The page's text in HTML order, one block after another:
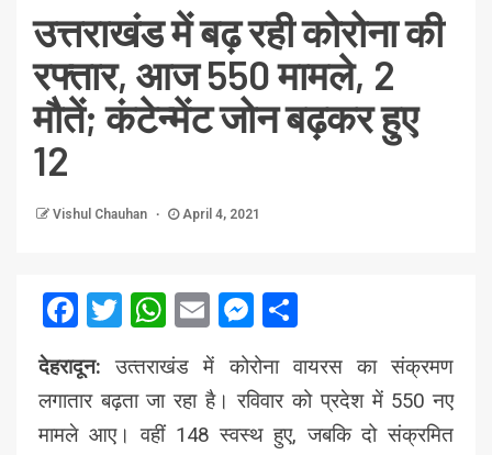
उत्तराखंड में बढ़ रही कोरोना की
रफ्तार, आज 550 मामले, 2
मौतें; कंटेन्मेंट जोन बढ़कर हुए
12
Vishul Chauhan April 4, 2021
Facebook
Twitter
WhatsApp
EmailMessenger
देहरादून: उत्‍तराखंड में कोरोना वायरस का संक्रमण
लगातार बढ़ता जा रहा है। रविवार को प्रदेश में 550 नए
मामले आए। वहीं 148 स्‍वस्‍थ हुए, जबकि दो संक्रमित